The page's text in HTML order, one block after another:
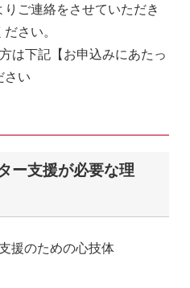
ご連絡をさせていただき
さい。
は下記【お申込みにあたっ
さい
ー支援が必要な理
援のための心技体